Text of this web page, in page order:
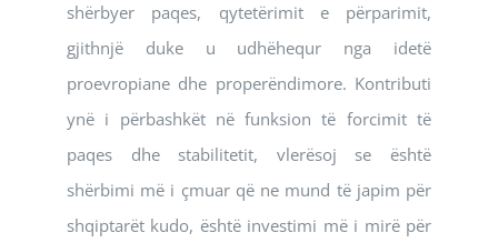
shërbyer paqes, qytetërimit e përparimit,
gjithnjë duke u udhëhequr nga idetë
proevropiane dhe properëndimore. Kontributi
ynë i përbashkët në funksion të forcimit të
paqes dhe stabilitetit, vlerësoj se është
shërbimi më i çmuar që ne mund të japim për
shqiptarët kudo, është investimi më i mirë për